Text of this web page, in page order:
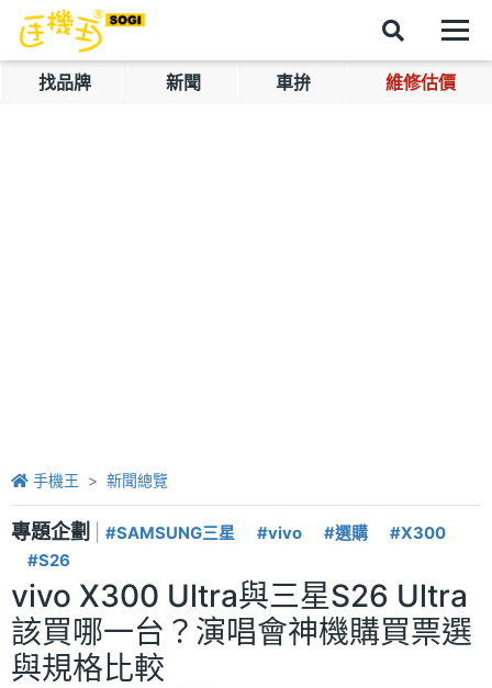
找品牌 新聞 車拚 維修估價
手機王 新聞總覽
專題企劃 #SAMSUNG三星 #vivo #選購
#X300
#S26
vivo X300 Ultra與三星S26 Ultra
該買哪一台？演唱會神機購買票選
與規格比較